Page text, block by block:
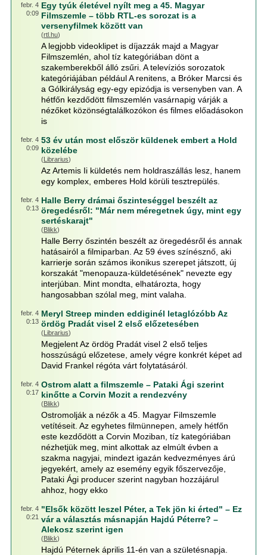
febr. 4
0:09
Egy tyúk életével nyílt meg a 45. Magyar
Filmszemle – több RTL-es sorozat is a
versenyfilmek között van
(rtl.hu)
A legjobb videoklipet is díjazzák majd a Magyar
Filmszemlén, ahol tíz kategóriában dönt a
szakemberekből álló zsűri. A televíziós sorozatok
kategóriájában például A renitens, a Bróker Marcsi és
a Gólkirályság egy-egy epizódja is versenyben van. A
hétfőn kezdődött filmszemlén vasárnapig várják a
nézőket közönségtalálkozókon és filmes előadásokon
is
febr. 4
0:09
53 év után most először küldenek embert a Hold
közelébe
(Librarius)
Az Artemis Ii küldetés nem holdraszállás lesz, hanem
egy komplex, emberes Hold körüli tesztrepülés.
febr. 4
0:13
Halle Berry drámai őszinteséggel beszélt az
öregedésről: "Már nem méregetnek úgy, mint egy
sertéskarajt"
(Blikk)
Halle Berry őszintén beszélt az öregedésről és annak
hatásairól a filmiparban. Az 59 éves színésznő, aki
karrierje során számos ikonikus szerepet játszott, új
korszakát "menopauza-küldetésének" nevezte egy
interjúban. Mint mondta, elhatározta, hogy
hangosabban szólal meg, mint valaha.
febr. 4
0:13
Meryl Streep minden eddiginél letaglózóbb Az
ördög Pradát visel 2 első előzetesében
(Librarius)
Megjelent Az ördög Pradát visel 2 első teljes
hosszúságú előzetese, amely végre konkrét képet ad
David Frankel régóta várt folytatásáról.
febr. 4
0:17
Ostrom alatt a filmszemle – Pataki Ági szerint
kinőtte a Corvin Mozit a rendezvény
(Blikk)
Ostromolják a nézők a 45. Magyar Filmszemle
vetítéseit. Az egyhetes filmünnepen, amely hétfőn
este kezdődött a Corvin Moziban, tíz kategóriában
nézhetjük meg, mint alkottak az elmúlt évben a
szakma nagyjai, mindezt igazán kedvezményes árú
jegyekért, amely az esemény egyik főszervezője,
Pataki Ági producer szerint nagyban hozzájárul
ahhoz, hogy ekko
febr. 4
0:21
"Elsők között leszel Péter, a Tek jön ki érted" – Ez
vár a választás másnapján Hajdú Péterre? –
Alekosz szerint igen
(Blikk)
Hajdú Péternek április 11-én van a születésnapja.